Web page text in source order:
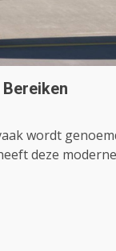
wordt
deze moderne